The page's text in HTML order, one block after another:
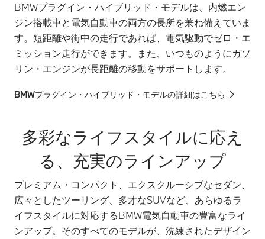
BMWプラグイン・ハイブリッド・モデルは、内燃エン
ジン搭載車と電気自動車の両方の長所を兼ね備えていま
す。短距離や街中の走行であれば、電気駆動でゼロ・エ
ミッション走行ができます。また、いつものようにガソ
リン・エンジンが長距離の移動をサポートします。
BMWプラグイン・ハイブリッド・モデルの詳細はこちら
多彩なライフスタイルに応え
る、充実のラインアップ
プレミアム・コンパクト、エクスクルーシブなセダン、
広々としたツーリング、多才なSUVなど、あらゆるラ
イフスタイルに対応するBMW電気自動車の豊富なライ
ンアップ。そのすべてのモデルが、洗練されたデザイン